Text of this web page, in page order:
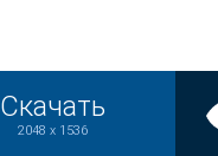
Скачать
2048 x 1536